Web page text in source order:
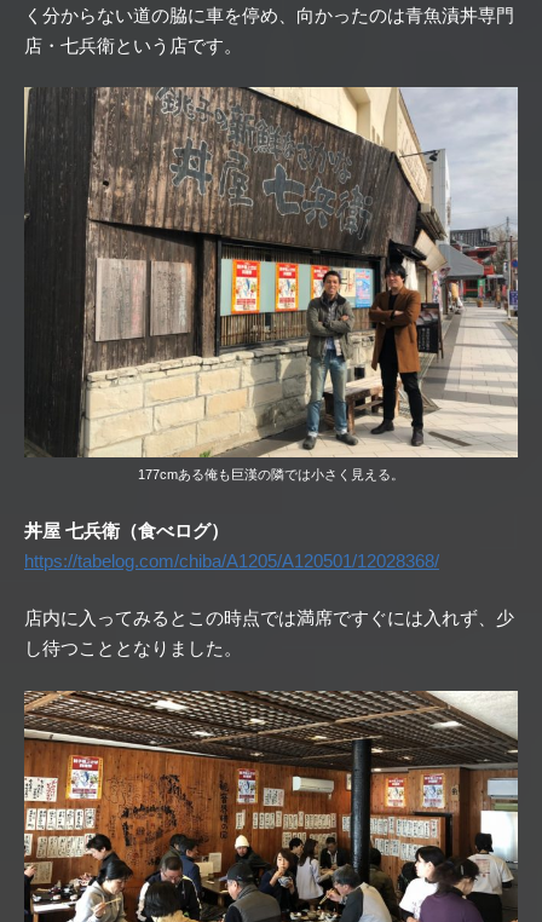
く分からない道の脇に車を停め、向かったのは青魚漬丼専門
店・七兵衛という店です。
177cmある俺も巨漢の隣では小さく見える。
丼屋 七兵衛（食べログ）
https://tabelog.com/chiba/A1205/A120501/12028368/
店内に入ってみるとこの時点では満席ですぐには入れず、少
し待つこととなりました。